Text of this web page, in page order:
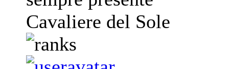
Cavaliere del Sole